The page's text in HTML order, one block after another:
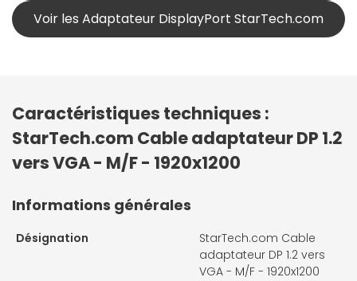
Voir les Adaptateur DisplayPort StarTech.com
Caractéristiques techniques :
StarTech.com Cable adaptateur DP 1.2
vers VGA - M/F - 1920x1200
Informations générales
Désignation
StarTech.com Cable
adaptateur DP 1.2 vers
VGA - M/F - 1920x1200